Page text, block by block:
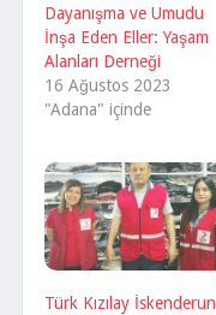
Dayanışma ve Umudu
İnşa Eden Eller: Yaşam
Alanları Derneği
16 Ağustos 2023
"Adana" içinde
Türk Kızılay İskenderun